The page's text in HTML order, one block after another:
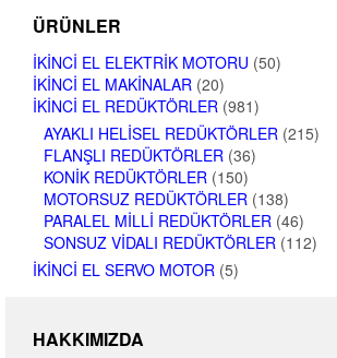
ÜRÜNLER
İKINCI EL ELEKTRIK MOTORU (50)
İKINCI EL MAKINALAR (20)
İKINCI EL REDÜKTÖRLER (981)
AYAKLI HELISEL REDÜKTÖRLER (215)
FLANŞLI REDÜKTÖRLER (36)
KONIK REDÜKTÖRLER (150)
MOTORSUZ REDÜKTÖRLER (138)
PARALEL MILLI REDÜKTÖRLER (46)
SONSUZ VIDALI REDÜKTÖRLER (112)
İKINCI EL SERVO MOTOR (5)
HAKKIMIZDA